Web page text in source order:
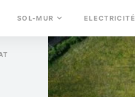
SOL-MUR ELECTRICITÉ